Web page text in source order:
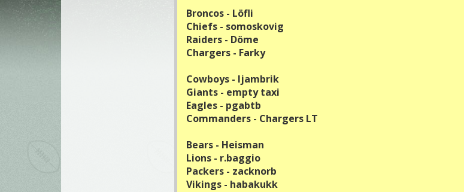
Broncos - Löfli
Chiefs - somoskovig
Raiders - Döme
Chargers - Farky
Cowboys - ljambrik
Giants - empty taxi
Eagles - pgabtb
Commanders - Chargers LT
Bears - Heisman
Lions - r.baggio
Packers - zacknorb
Vikings - habakukk